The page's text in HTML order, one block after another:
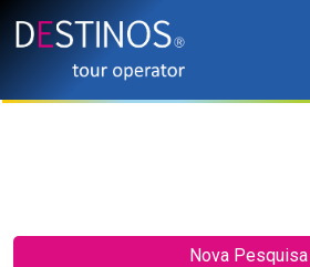
Nova Pesquisa